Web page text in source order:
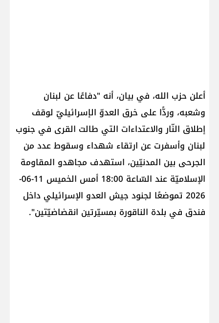
أعلن ​حزب الله​، في بيان، أنه "دفاعًا عن لبنان
وشعبه، وردًّا على خرق العدوّ ال​إسرائيل​يّ لوقف
إطلاق النّار والاعتداءات التي طالت القرى في جنوب
لبنان وأسفرت عن ارتقاء شهداء وسقوط عدد من
الجرحى بين المدنيّين، استهدف مجاهدو المقاومة
الإسلاميّة عند السّاعة 18:00 أمس الخميس 11-06-
2026‏ تموضعًا لجنود جيش العدو الإسرائيلي داخل
فندق في بلدة ​الناقورة​ بمسيّرتين انقضاضيّتين".